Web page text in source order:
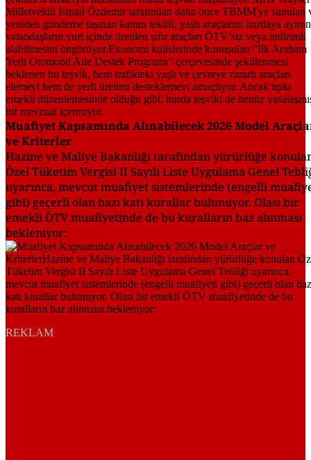
Muafiyet Kapsamında Alınabilecek 2026 Model
ve Kriterler
Hazine ve Maliye Bakanlığı tarafından yürürlüğe
Özel Tüketim Vergisi II Sayılı Liste Uygulama Genel
uyarınca, mevcut muafiyet sistemlerinde (engelli
gibi) geçerli olan bazı katı kurallar bulunuyor. Olası bir
emekli ÖTV muafiyetinde de bu kuralların baz alınması
bekleniyor:
REKLAM